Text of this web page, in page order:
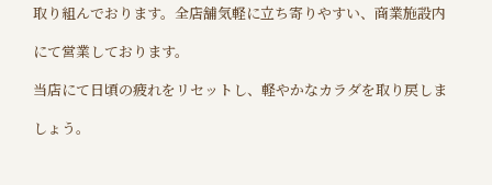
取り組んでおります。 全店舗気軽に立ち寄りやすい、商業施設内
にて営業しております。
当店にて日頃の疲れをリセットし、軽やかなカラダを取り戻しま
しょう。